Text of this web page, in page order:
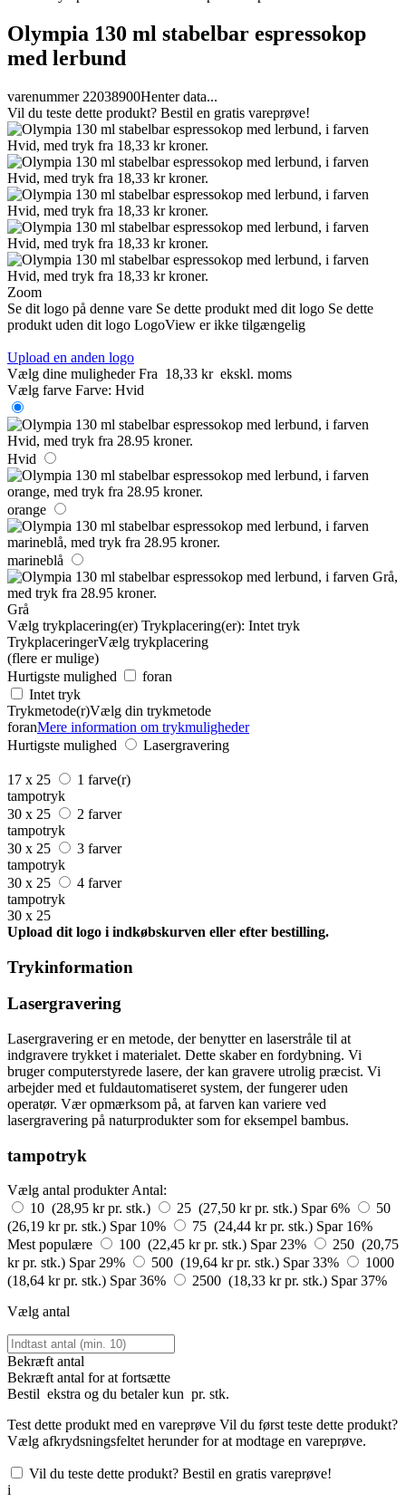
Olympia 130 ml stabelbar espressokop
med lerbund
varenummer 22038900Henter data...
Vil du teste dette produkt? Bestil en gratis vareprøve!
Zoom
Se dit logo på denne vare Se dette produkt med dit logo Se dette
produkt uden dit logo LogoView er ikke tilgængelig
Upload en anden logo
Vælg dine muligheder Fra 18,33 kr ekskl. moms
Vælg farve Farve: Hvid
Hvid
orange
marineblå
Grå
Vælg trykplacering(er) Trykplacering(er): Intet tryk
TrykplaceringerVælg trykplacering
(flere er mulige)
Hurtigste mulighed
foran
Intet tryk
Trykmetode(r)Vælg din trykmetode
foranMere information om trykmuligheder
Hurtigste mulighed
Lasergravering
17 x 25
1 farve(r)
tampotryk
30 x 25
2 farver
tampotryk
30 x 25
3 farver
tampotryk
30 x 25
4 farver
tampotryk
30 x 25
Upload dit logo i indkøbskurven eller efter bestilling.
Trykinformation
Lasergravering
Lasergravering er en metode, der benytter en laserstråle til at
indgravere trykket i materialet. Dette skaber en fordybning. Vi
bruger computerstyrede lasere, der kan gravere utrolig præcist. Vi
arbejder med et fuldautomatiseret system, der fungerer uden
operatør. Vær opmærksom på, at farven kan variere ved
lasergravering på naturprodukter som for eksempel bambus.
tampotryk
Vælg antal produkterAntal:
10 (28,95 kr pr. stk.)
25 (27,50 kr pr. stk.) Spar 6%
50
(26,19 kr pr. stk.) Spar 10% 75 (24,44 kr pr. stk.) Spar 16%
Mest populære
100 (22,45 kr pr. stk.) Spar 23%
250 (20,75
kr pr. stk.) Spar 29% 500 (19,64 kr pr. stk.) Spar 33%
1000
(18,64 kr pr. stk.) Spar 36% 2500 (18,33 kr pr. stk.) Spar 37%
Vælg antal
Bekræft antal
Bekræft antal for at fortsætte
Bestil ekstra og du betaler kun pr. stk.
Test dette produkt med en vareprøve Vil du først teste dette produkt?
Vælg afkrydsningsfeltet herunder for at modtage en vareprøve.
Vil du teste dette produkt? Bestil en gratis vareprøve!
i